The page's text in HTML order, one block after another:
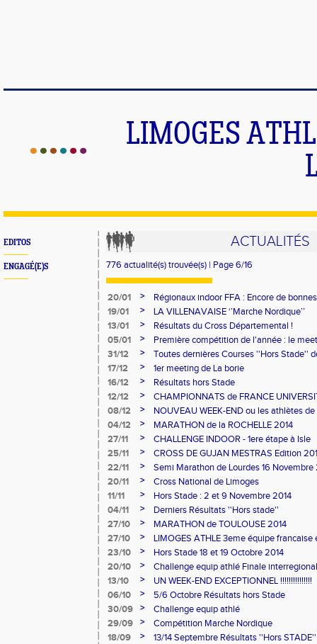
LIMOGES
EDITOS
ENGAGÉ(E)S
ACTUALITÉS
776 actualité(s) trouvée(s) | Page 6/16
20/01 >
Régionaux indoor FFA : Encore de
19/01
>
LA VILLENAVAISE ‘’Marche Nordique’’
13/01
>
Résultats du Cross Départemental !
05/01
>
Première compétition de l'année : le
31/12
>
Toutes dernières Courses ''Hors Stade''
17/12
>
1er meeting de La borie
16/12
>
Résultats hors Stade
12/12
>
CHAMPIONNATS de FRANCE
08/12
>
NOUVEAU WEEK-END ou les athlètes de
étaient présents sur tous les fronts
04/12 >
MARATHON de la ROCHELLE 2014
27/11
>
CHALLENGE INDOOR - 1ere étape à Isle
25/11
>
CROSS DE GUJAN MESTRAS Edition
22/11
>
Semi Marathon de Lourdes 16 Novembre
20/11
>
Cross National de Limoges
11/11
>
Hors Stade : 2 et 9 Novembre 2014
04/11
>
Derniers Résultats ''Hors stade''
27/10
>
MARATHON de TOULOUSE 2014
27/10
>
LIMOGES ATHLE 3eme équipe
nationale
23/10 >
Hors Stade 18 et 19 Octobre 2014
20/10
>
Challenge equip athlé Finale
13/10
>
UN WEEK-END EXCEPTIONNEL !!!!!!!!!!!!!!!
06/10
>
5/6 Octobre Résultats hors Stade
30/09
>
Challenge equip athlé
29/09
>
Compétition Marche Nordique
18/09
>
13/14 Septembre Résultats ''Hors STADE''